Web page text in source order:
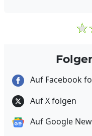
Auf Facebook
Auf X folgen
Auf Google